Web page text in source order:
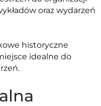
oraz wydarzeń
historyczne
idealne do